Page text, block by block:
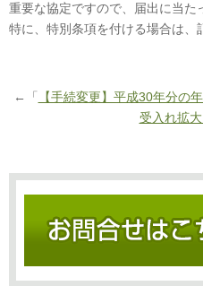
重要な協定ですので、届出に当
特に、特別条項を付ける場合は
←「 【手続変更】平成30年分の
受入れ拡